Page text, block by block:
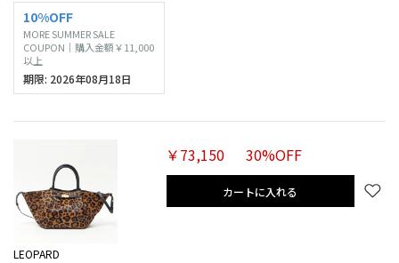
10%OFF
MORE SUMMER SALE
COUPON｜購入金額￥11,000
以上
期限: 2026年08月18日
LEOPARD
￥73,150 30%OFF
カートに入れる